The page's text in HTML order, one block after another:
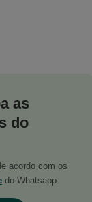
as
do
acordo com os
do Whatsapp.